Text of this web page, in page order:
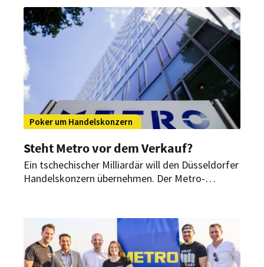
verwenden zu müssen.
Poker um Handelskonzern
Steht Metro vor dem Verkauf?
Ein tschechischer Milliardär will den Düsseldorfer
Handelskonzern übernehmen. Der Metro-
eingehend prüfen.